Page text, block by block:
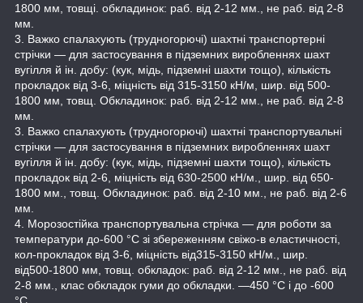
1800 мм, товщі. обкладинок: раб. від 2-12 мм., не раб. від 2-8
мм.
3. Важко спалахують (трудногорючі) шахтні транспортерні
стрічки — для застосування в підземних виробленнях шахт
вугілля й ін. добу: (кук, мідь, підземні шахти тощо), кількість
прокладок від 3-6, міцність від 315-3150 кН/м, шир. від 500-
1800 мм, товщ. Обкладинок: раб. від 2-12 мм., не раб. від 2-8
мм.
3. Важко спалахують (трудногорючі) шахтні транспортувальні
стрічки — для застосування в підземних виробленнях шахт
вугілля й ін. добу: (кук, мідь, підземні шахти тощо), кількість
прокладок від 2-6, міцність від 630-2500 кН/м., шир. від 650-
1800 мм., товщ. Обкладинок: раб. від 2-10 мм., не раб. від 2-6
мм.
4. Морозостійка транспортувальна стрічка — для роботи за
температури до-600 °C зі збереженням свіжо-в еластичності,
кол-прокладок від 3-6, міцність від315-3150 кН/м., шир.
від500-1800 мм, товщ. обкладок: раб. від 2-12 мм., не раб. від
2-8 мм., клас обкладок гуми до обкладки. —450 °C і до -600
°C